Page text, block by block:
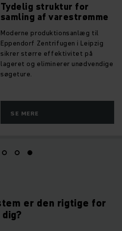
Tydelig struktur for
samling af varestrømme
Moderne produktionsanlæg til
Eppendorf Zentrifugen i Leipzig
sikrer større effektivitet på
lageret og eliminerer unødvendige
søgeture.
SE MERE
er den rigtige for
dig?